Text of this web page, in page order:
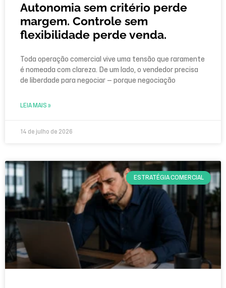
Autonomia sem critério perde
margem. Controle sem
flexibilidade perde venda.
Toda operação comercial vive uma tensão que raramente
é nomeada com clareza. De um lado, o vendedor precisa
de liberdade para negociar — porque negociação
LEIA MAIS »
14 de julho de 2026
ESTRATÉGIA COMERCIAL